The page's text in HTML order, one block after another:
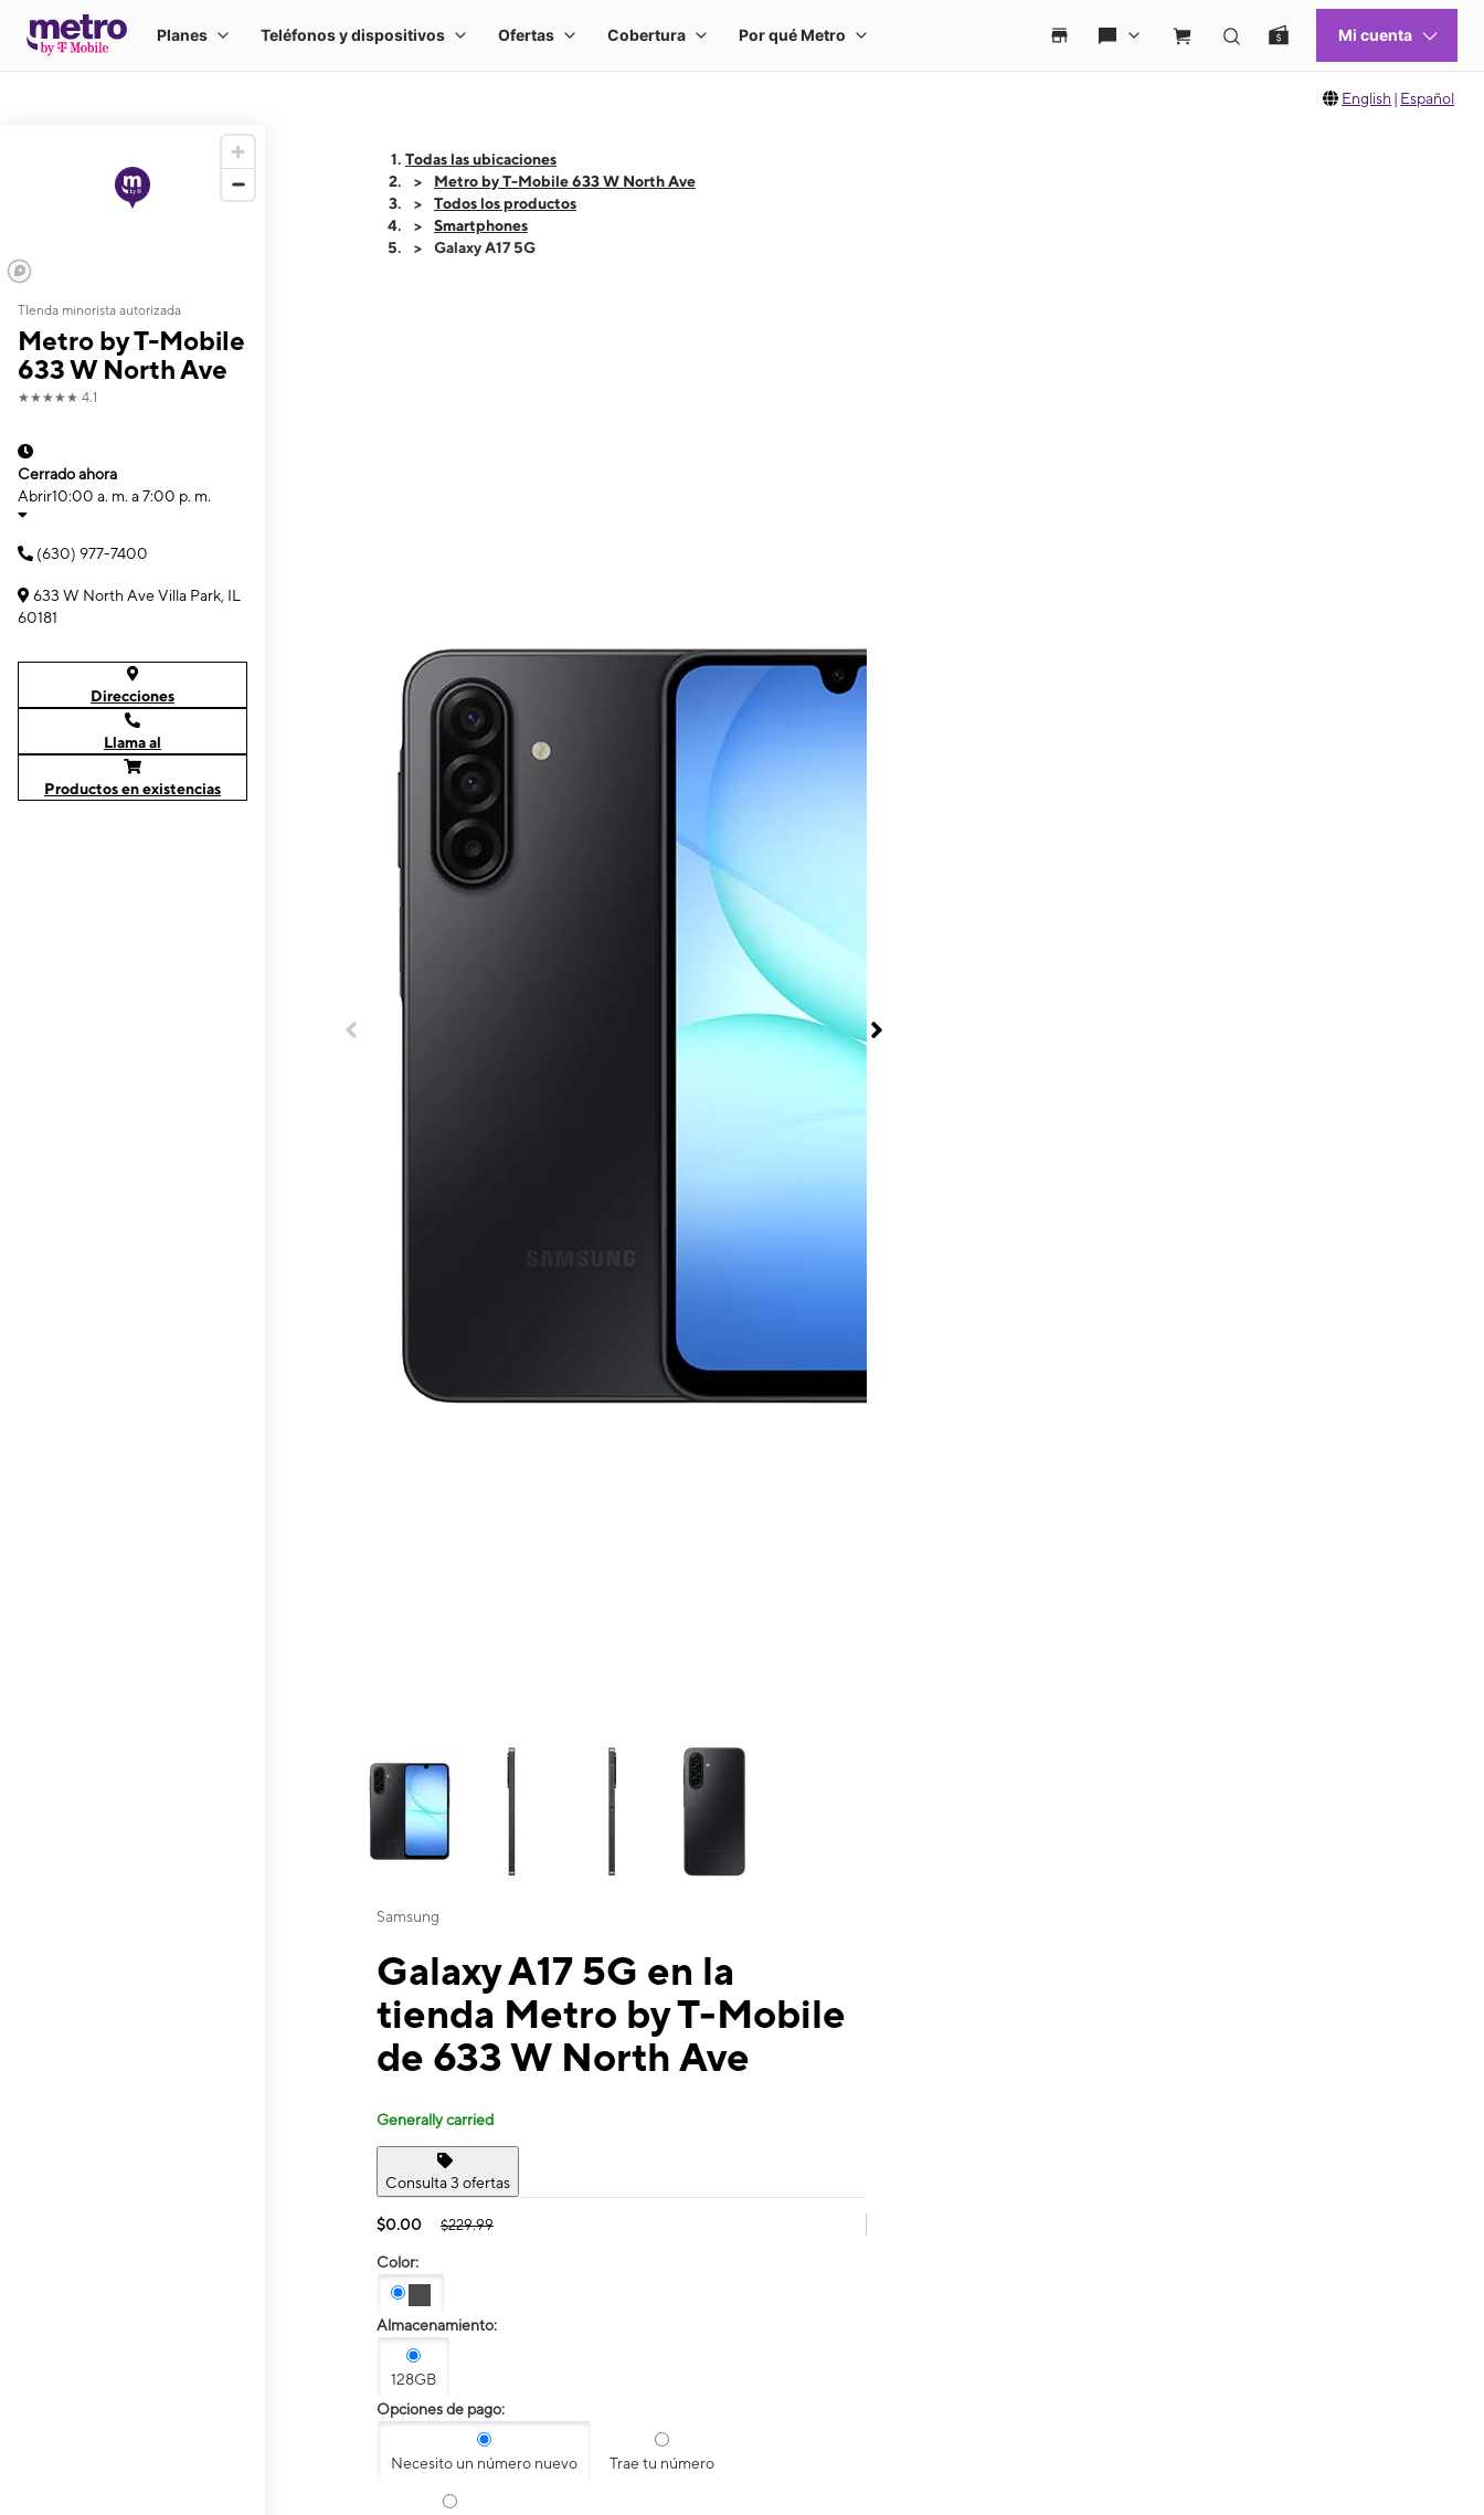
English | Español
TIenda minorista autorizada
Metro by T-Mobile
633 W North Ave
★★★★★ 4.1
Cerrado ahora
Abrir10:00 a. m. a 7:00 p. m.
(630) 977-7400
633 W North Ave Villa Park, IL
60181
Direcciones
Llama al
Productos en existencias
Todas las ubicaciones
Metro by T-Mobile 633 W North Ave
Todos los productos
Smartphones
Galaxy A17 5G
This carousel contains a column of small thumbnails. Selecting a thumbnail will change the main image in the carousel that follows. Use the Previous and Next
Samsung
Galaxy A17 5G en la
tienda Metro by T-Mobile
de 633 W North Ave
Generally carried
Consulta 3 ofertas
$0.00 $229.99
Color:
Almacenamiento:
128GB
Opciones de pago:
Necesito un número nuevo Trae tu número